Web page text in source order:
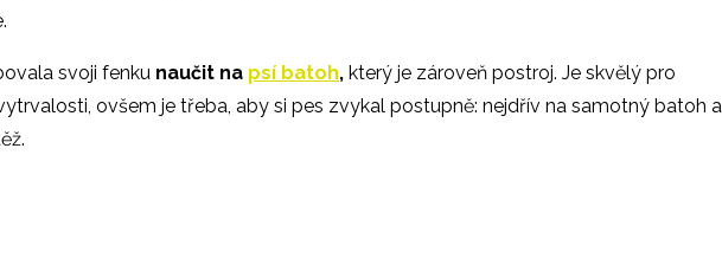
svoji fenku naučit na psí batoh, který je zároveň postroj. Je skvělý pro
ovšem je třeba, aby si pes zvykal postupně: nejdřív na samotný batoh a